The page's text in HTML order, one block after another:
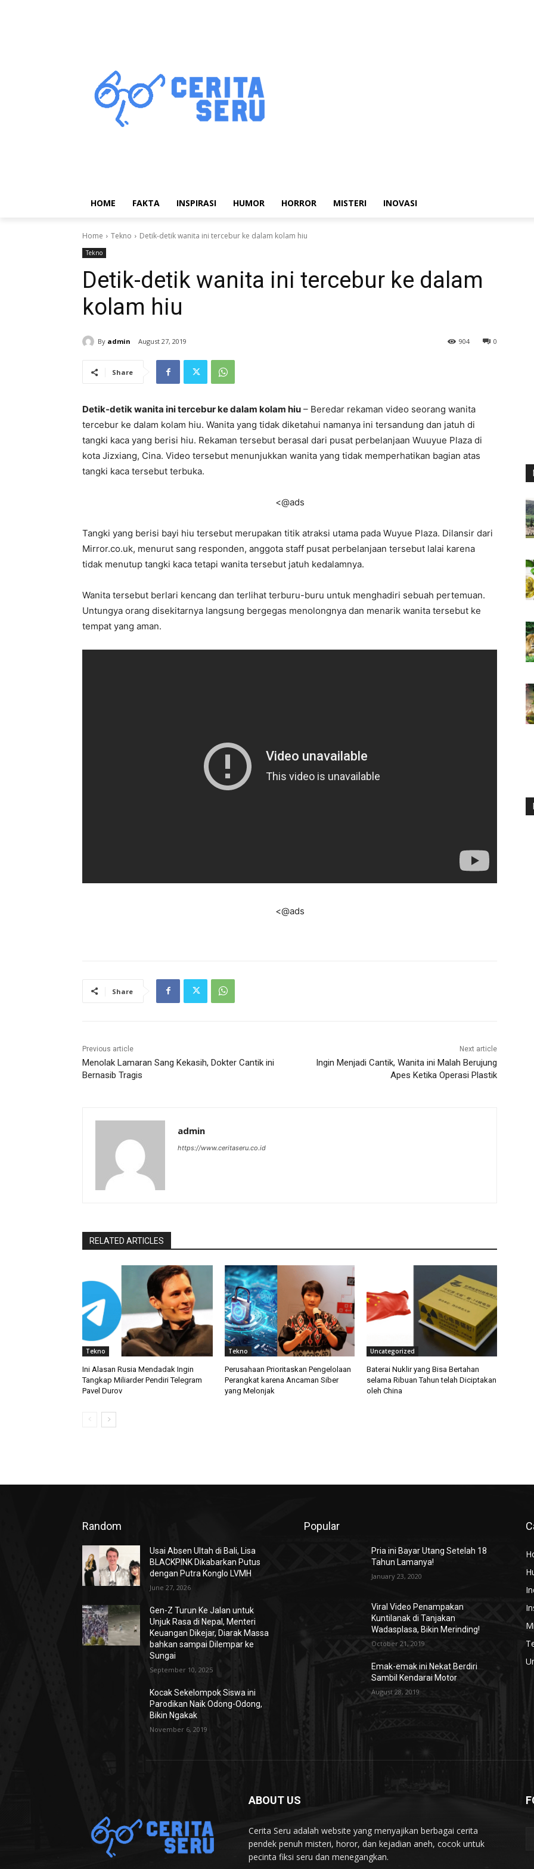
HOME FAKTA INSPIRASI HUMOR HORROR MISTERI INOVASI
Home Tekno Detik-detik wanita ini tercebur ke dalam kolam hiu
Tekno
Detik-detik wanita ini tercebur ke dalam
kolam hiu
By admin August 27, 2019 0
904
Share
Detik-detik wanita ini tercebur ke dalam kolam hiu – Beredar rekaman video seorang wanita
tercebur ke dalam kolam hiu. Wanita yang tidak diketahui namanya ini tersandung dan jatuh di
tangki kaca yang berisi hiu. Rekaman tersebut berasal dari pusat perbelanjaan Wuuyue Plaza di
kota Jizxiang, Cina. Video tersebut menunjukkan wanita yang tidak memperhatikan bagian atas
tangki kaca tersebut terbuka.
<@ads
Tangki yang berisi bayi hiu tersebut merupakan titik atraksi utama pada Wuyue Plaza. Dilansir dari
Mirror.co.uk, menurut sang responden, anggota staff pusat perbelanjaan tersebut lalai karena
tidak menutup tangki kaca tetapi wanita tersebut jatuh kedalamnya.
Wanita tersebut berlari kencang dan terlihat terburu-buru untuk menghadiri sebuah pertemuan.
Untungya orang disekitarnya langsung bergegas menolongnya dan menarik wanita tersebut ke
tempat yang aman.
<@ads
Share
Previous article
Menolak Lamaran Sang Kekasih, Dokter Cantik ini
Bernasib Tragis
Next article
Ingin Menjadi Cantik, Wanita ini Malah Berujung
Apes Ketika Operasi Plastik
admin
https://www.ceritaseru.co.id
RELATED ARTICLES
Tekno
Ini Alasan Rusia Mendadak Ingin
Tangkap Miliarder Pendiri Telegram
Pavel Durov
Tekno
Perusahaan Prioritaskan Pengelolaan
Perangkat karena Ancaman Siber
yang Melonjak
Uncategorized
Baterai Nuklir yang Bisa Bertahan
selama Ribuan Tahun telah Diciptakan
oleh China
Random
Usai Absen Ultah di Bali, Lisa
BLACKPINK Dikabarkan Putus
dengan Putra Konglo LVMH
June 27, 2026
Gen-Z Turun Ke Jalan untuk
Unjuk Rasa di Nepal, Menteri
Keuangan Dikejar, Diarak Massa
bahkan sampai Dilempar ke
Sungai
September 10, 2025
Kocak Sekelompok Siswa ini
Parodikan Naik Odong-Odong,
Bikin Ngakak
November 6, 2019
Popular
Pria ini Bayar Utang Setelah 18
Tahun Lamanya!
January 23, 2020
Viral Video Penampakan
Kuntilanak di Tanjakan
Wadasplasa, Bikin Merinding!
October 21, 2019
Emak-emak ini Nekat Berdiri
Sambil Kendarai Motor
August 28, 2019
ABOUT US
Cerita Seru adalah website yang menyajikan berbagai cerita
pendek penuh misteri, horor, dan kejadian aneh, cocok untuk
pecinta fiksi seru dan menegangkan.